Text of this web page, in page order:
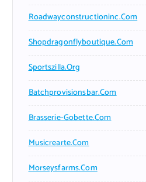
Roadwayconstructioninc.com
Shopdragonflyboutique.com
Sportszilla.org
Batchprovisionsbar.com
Brasserie-Gobette.com
Musicrearte.com
Morseysfarms.com